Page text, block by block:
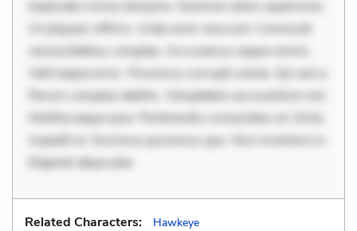
Explicabo minus tempore. Nostrum dolor asperiores.
Ut aliquam officiis. Unde enim nesciunt. Commodi
necessitatibus voluptas. Accusamus eaque omnis.
Velit eaque error. Possimus corrupti soluta. Qui aut a.
Rerum voluptas debitis. Voluptatem accusantium est.
Mollitia eaque ipsa. Perferendis consectetur et. Dicta
impedit ut. Ducimus possimus quo. Non inventore in.
Eligendi atque plac
Related Characters: Hawkeye